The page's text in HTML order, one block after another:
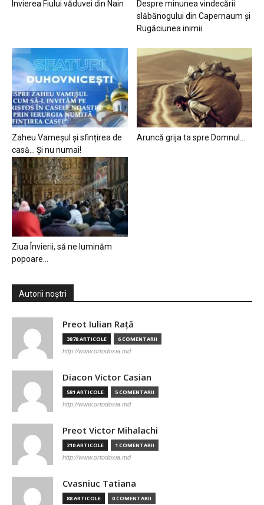
Învierea Fiului văduvei din Nain
Despre minunea vindecării
slăbănogului din Capernaum și
Rugăciunea inimii
Zaheu Vameșul și sfințirea de
casă… Și nu numai!
Aruncă grija ta spre Domnul…
Ziua Învierii, să ne luminăm
popoare…
Autorii noștri
Preot Iulian Raţă
3878 ARTICOLE 6 COMENTARII
http://www.ortodoxia.md
Diacon Victor Casian
581 ARTICOLE 5 COMENTARII
http://www.ortodoxia.md
Preot Victor Mihalachi
210 ARTICOLE 1 COMENTARII
http://www.ortodoxia.md
Cvasniuc Tatiana
88 ARTICOLE 0 COMENTARII